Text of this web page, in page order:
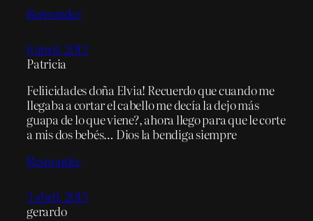
Responder
6 abril, 2013
Patricia
Feliicidades doña Elvia! Recuerdo que cuando me
llegaba a cortar el cabello me decía la dejo más
guapa de lo que viene?, ahora llego para que le corte
a mis dos bebés… Dios la bendiga siempre
Responder
3 abril, 2013
gerardo